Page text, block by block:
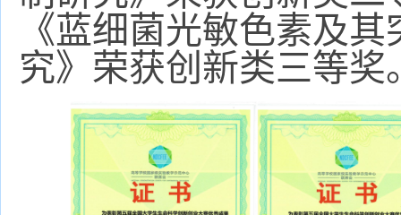
《蓝细菌光敏色素及
究》荣获创新类三等奖